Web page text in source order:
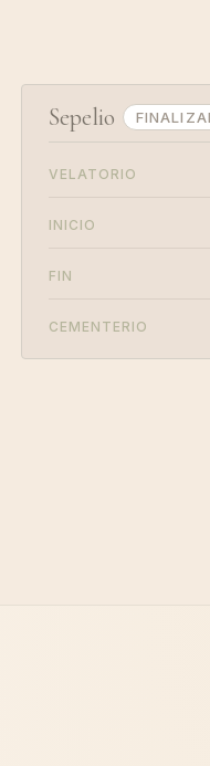
Sepelio
VELATORIO
INICIO
FIN
CEMENTERIO